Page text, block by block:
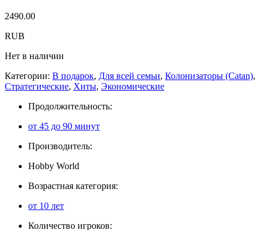
2490.00
RUB
Нет в наличии
Категории: В подарок, Для всей семьи, Колонизаторы (Catan),
Стратегические, Хиты, Экономические
Продолжительность:
от 45 до 90 минут
Производитель:
Hobby World
Возрастная категория:
от 10 лет
Количество игроков: